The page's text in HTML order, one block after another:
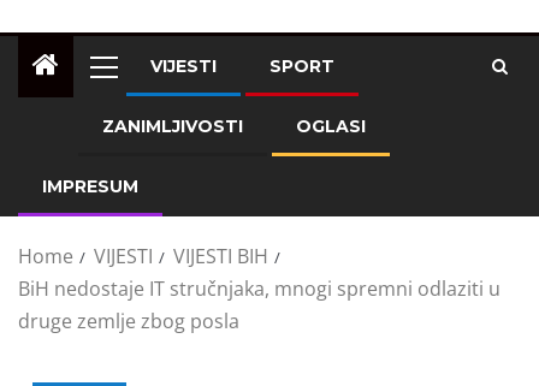
VIJESTI SPORT
ZANIMLJIVOSTI OGLASI
IMPRESUM
Home VIJESTI
VIJESTI BIH
BiH nedostaje IT stručnjaka, mnogi spremni odlaziti u
druge zemlje zbog posla